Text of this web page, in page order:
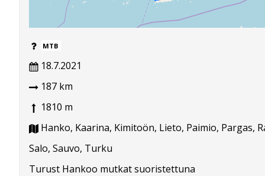
MTB
18.7.2021
187 km
1810 m
Hanko, Kaarina, Kimitoön, Lieto, Paimio, Pargas,
Salo, Sauvo, Turku
Turust Hankoo mutkat suoristettuna